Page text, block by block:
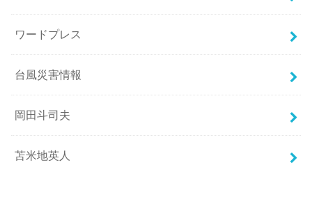
ワードプレス
台風災害情報
岡田斗司夫
苫米地英人